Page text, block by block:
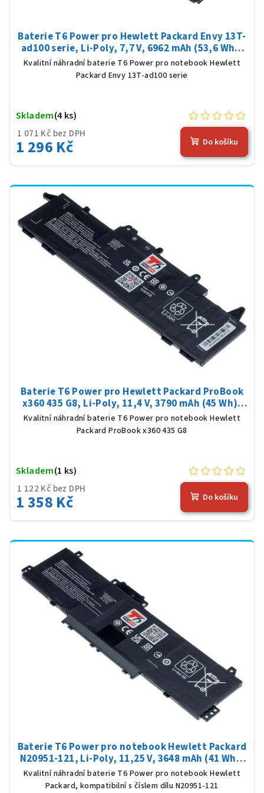
Baterie T6 Power pro Hewlett Packard Envy 13T-
ad100 serie, Li-Poly, 7,7 V, 6962 mAh (53,6 Wh),
černá
Kvalitní náhradní baterie T6 Power pro notebook Hewlett
Packard Envy 13T-ad100 serie
1 071 Kč bez DPH
1 296 Kč
Skladem(4 ks)
Do košíku
Baterie T6 Power pro Hewlett Packard ProBook
x360 435 G8, Li-Poly, 11,4 V, 3790 mAh (45 Wh),
černá
Kvalitní náhradní baterie T6 Power pro notebook Hewlett
Packard ProBook x360 435 G8
1 122 Kč bez DPH
1 358 Kč
Skladem(1 ks)
Do košíku
Baterie T6 Power pro notebook Hewlett Packard
N20951-121, Li-Poly, 11,25 V, 3648 mAh (41 Wh),
černá
Kvalitní náhradní baterie T6 Power pro notebook Hewlett
Packard, kompatibilní s číslem dílu N20951-121